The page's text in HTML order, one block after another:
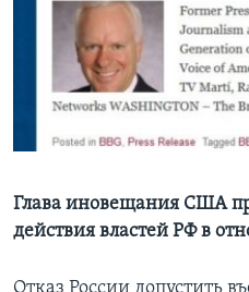
Learning English
СОЦИАЛЬНЫЕ СЕТИ
Языки
Глава иновещания США
действия властей РФ в